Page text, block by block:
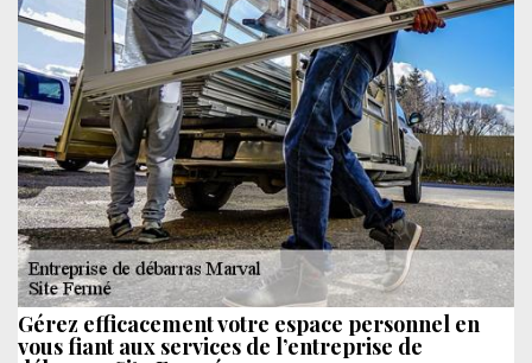
Gérez efficacement votre espace personnel en
vous fiant aux services de l’entreprise de